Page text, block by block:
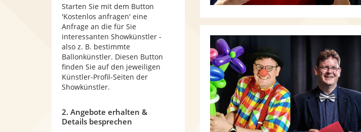
Starten Sie mit dem Button
'Kostenlos anfragen' eine
Anfrage an die für Sie
interessanten Showkünstler -
also z. B. bestimmte
Ballonkünstler. Diesen Button
finden Sie auf den jeweiligen
Künstler-Profil-Seiten der
Showkünstler.
2. Angebote erhalten &
Details besprechen